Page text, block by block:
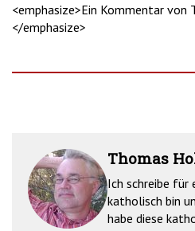
<emphasize>Ein Kommentar von
</emphasize>
Thomas
Ich schreibe für
katholisch bin
habe diese